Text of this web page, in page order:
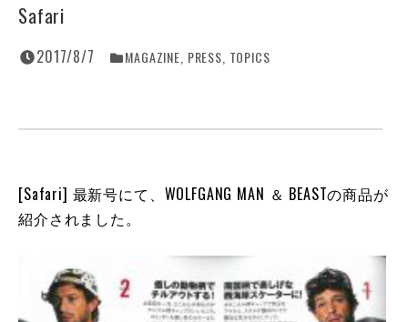
Safari
2017/8/7 MAGAZINE PRESS TOPICS
[Safari] 最新号にて、WOLFGANG MAN ＆ BEASTの商品が
紹介されました。